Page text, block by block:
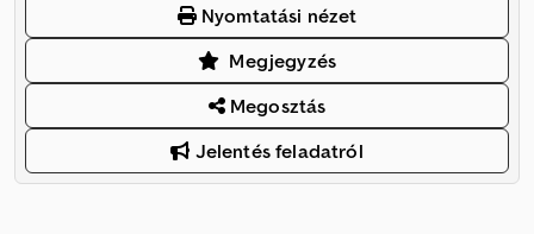
Nyomtatási nézet
Megjegyzés
Megosztás
Jelentés feladatról